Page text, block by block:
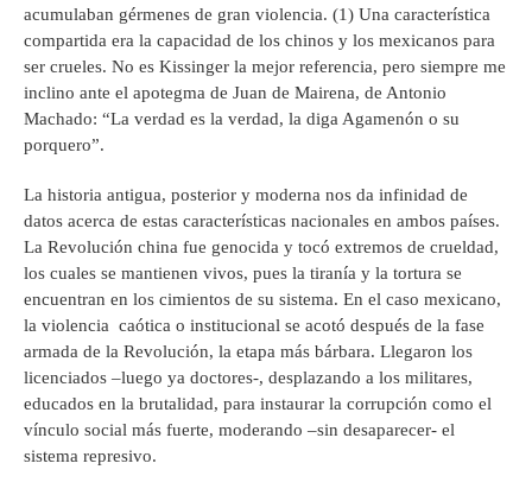
acumulaban gérmenes de gran violencia. (1) Una característica
compartida era la capacidad de los chinos y los mexicanos para
ser crueles. No es Kissinger la mejor referencia, pero siempre me
inclino ante el apotegma de Juan de Mairena, de Antonio
Machado: “La verdad es la verdad, la diga Agamenón o su
porquero”.
La historia antigua, posterior y moderna nos da infinidad de
datos acerca de estas características nacionales en ambos países.
La Revolución china fue genocida y tocó extremos de crueldad,
los cuales se mantienen vivos, pues la tiranía y la tortura se
encuentran en los cimientos de su sistema. En el caso mexicano,
la violencia caótica o institucional se acotó después de la fase
armada de la Revolución, la etapa más bárbara. Llegaron los
licenciados –luego ya doctores-, desplazando a los militares,
educados en la brutalidad, para instaurar la corrupción como el
vínculo social más fuerte, moderando –sin desaparecer- el
sistema represivo.